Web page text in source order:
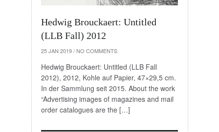
Hedwig Brouckaert: Untitled
(LLB Fall) 2012
25 JAN 2019 / NO COMMENTS
Hedwig Brouckaert: Untitled (LLB Fall
2012), 2012, Kohle auf Papier, 47×29,5 cm.
In der Sammlung seit 2015. About the work
“Advertising images of magazines and mail
order catalogues are the […]